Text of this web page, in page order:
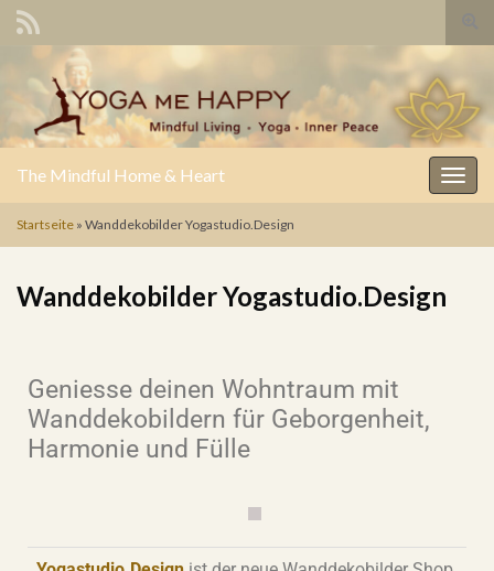
The Mindful Home & Heart
Startseite » Wanddekobilder Yogastudio.Design
Wanddekobilder Yogastudio.Design
Geniesse deinen Wohntraum mit
Wanddekobildern für Geborgenheit,
Harmonie und Fülle